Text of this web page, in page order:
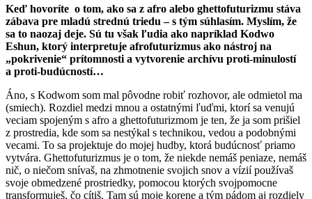
Keď hovoríte o tom, ako sa z afro alebo ghettofuturizmu stáva
zábava pre mladú strednú triedu – s tým súhlasím. Myslím, že
sa to naozaj deje. Sú tu však ľudia ako napríklad Kodwo
Eshun, ktorý interpretuje afrofuturizmus ako nástroj na
„pokrivenie“ prítomnosti a vytvorenie archívu proti-minulostí
a proti-budúcností…
Áno, s Kodwom som mal pôvodne robiť rozhovor, ale odmietol ma
(smiech). Rozdiel medzi mnou a ostatnými ľuďmi, ktorí sa venujú
veciam spojeným s afro a ghettofuturizmom je ten, že ja som prišiel
z prostredia, kde som sa nestýkal s technikou, vedou a podobnými
vecami. To sa projektuje do mojej hudby, ktorá budúcnosť priamo
vytvára. Ghettofuturizmus je o tom, že niekde nemáš peniaze, nemáš
nič, o niečom snívaš, na zhmotnenie svojich snov a vízií používaš
svoje obmedzené prostriedky, pomocou ktorých svojpomocne
transformuješ, čo cítiš. Tam sú moje korene a tým pádom aj rozdiely